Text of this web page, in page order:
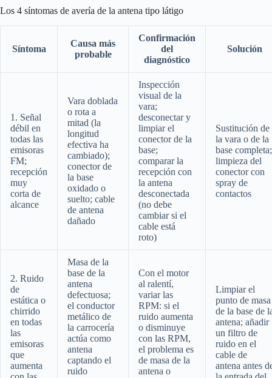
Los 4 síntomas de avería de la antena tipo látigo
Síntoma
Causa más
probable
Confirmación
del
diagnóstico
Solución
1. Señal
débil en
todas las
emisoras
FM;
recepción
muy
corta de
alcance
Vara doblada
o rota a
mitad (la
longitud
efectiva ha
cambiado);
conector de
la base
oxidado o
suelto; cable
de antena
dañado
Inspección
visual de la
vara;
desconectar y
limpiar el
conector de la
base;
comparar la
recepción con
la antena
desconectada
(no debe
cambiar si el
cable está
roto)
Sustitución de
la vara o de la
base completa;
limpieza del
conector con
spray de
contactos
2. Ruido
de
estática o
chirrido
en todas
las
emisoras
que
aumenta
Masa de la
base de la
antena
defectuosa;
el conductor
metálico de
la carrocería
actúa como
antena
captando el
ruido
Con el motor
al ralentí,
variar las
RPM: si el
ruido aumenta
o disminuye
con las RPM,
el problema es
de masa de la
antena o
Limpiar el
punto de masa
de la base de
antena; añadir
un filtro de
ruido en el
cable de
antena antes